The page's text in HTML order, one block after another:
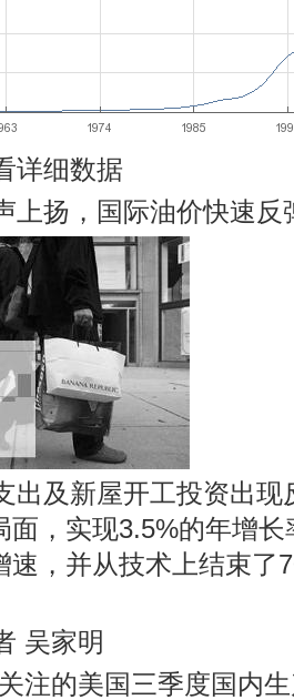
详细数据
上扬，国际油价快速反
出及新屋开工投资出
面，实现3.5%的年增
速，并从技术上结束了
吴家明
注的美国三季度国内